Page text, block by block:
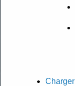
Charger